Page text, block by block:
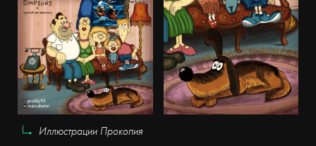
Иллюстрации Прокопия